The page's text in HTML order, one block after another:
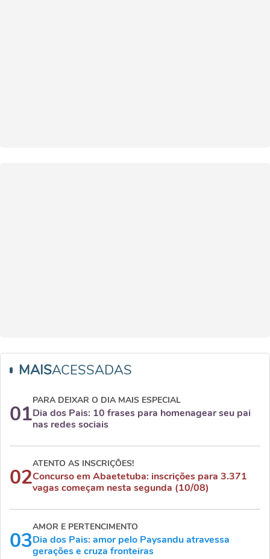
MAISACESSADAS
01
PARA DEIXAR O DIA MAIS ESPECIAL
Dia dos Pais: 10 frases para homenagear seu pai
nas redes sociais
02
ATENTO AS INSCRIÇÕES!
Concurso em Abaetetuba: inscrições para 3.371
vagas começam nesta segunda (10/08)
03
AMOR E PERTENCIMENTO
Dia dos Pais: amor pelo Paysandu atravessa
gerações e cruza fronteiras